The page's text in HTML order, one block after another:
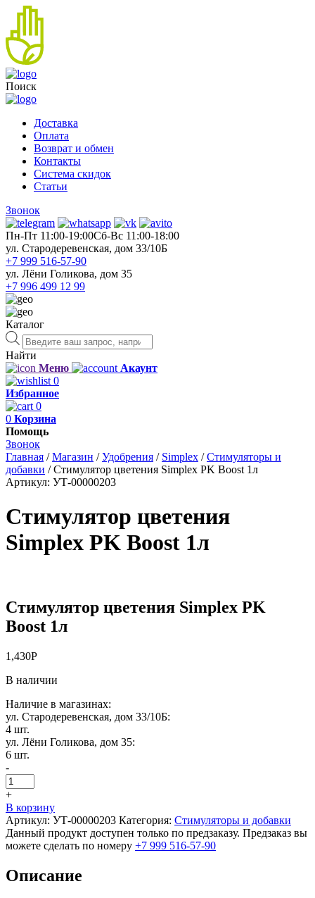
Поиск
Доставка
Оплата
Возврат и обмен
Контакты
Система скидок
Статьи
Звонок
Пн-Пт 11:00-19:00Cб-Вс 11:00-18:00
ул. Стародеревенская, дом 33/10Б
+7 999 516-57-90
ул. Лёни Голикова, дом 35
+7 996 499 12 99
Каталог
Поиск
товаров
Найти
Меню
Акаунт
0
Избранное
0
0 Корзина
Помощь
Звонок
Главная /Магазин /Удобрения / Simplex /Стимуляторы и
добавки /Стимулятор цветения Simplex PK Boost 1л
Артикул: УТ-00000203
Стимулятор цветения
Simplex PK Boost 1л
Стимулятор цветения Simplex PK
Boost 1л
1,430Р
В наличии
Наличие в магазинах:
ул. Стародеревенская, дом 33/10Б:
4 шт.
ул. Лёни Голикова, дом 35:
6 шт.
-
+
В корзину
Артикул: УТ-00000203 Категория: Стимуляторы и добавки
Данный продукт доступен только по предзаказу. Предзаказ вы
можете сделать по номеру +7 999 516-57-90
Описание